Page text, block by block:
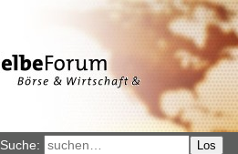
Suche: Los